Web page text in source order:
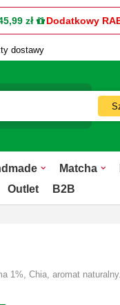
zł Dodatkowy
dostawy
Matcha
Outlet B2B
1%, Chia, aromat naturalny.